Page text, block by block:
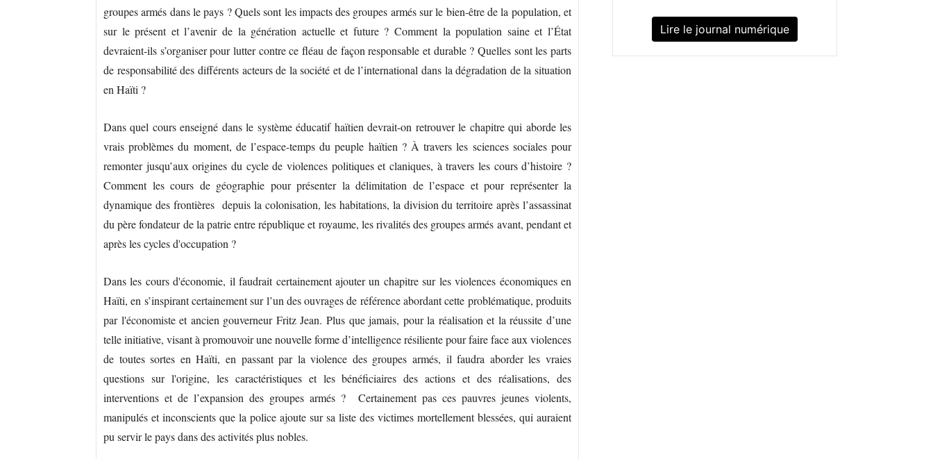
groupes armés dans le pays ? Quels sont les impacts des groupes armés sur le bien-être de la population, et
sur le présent et l’avenir de la génération actuelle et future ? Comment la population saine et l’État
devraient-ils s’organiser pour lutter contre ce fléau de façon responsable et durable ? Quelles sont les parts
de responsabilité des différents acteurs de la société et de l’international dans la dégradation de la situation
en Haïti ?
Dans quel cours enseigné dans le système éducatif haïtien devrait-on retrouver le chapitre qui aborde les
vrais problèmes du moment, de l’espace-temps du peuple haïtien ? À travers les sciences sociales pour
remonter jusqu’aux origines du cycle de violences politiques et claniques, à travers les cours d’histoire ?
Comment les cours de géographie pour présenter la délimitation de l’espace et pour représenter la
dynamique des frontières depuis la colonisation, les habitations, la division du territoire après l’assassinat
du père fondateur de la patrie entre république et royaume, les rivalités des groupes armés avant, pendant et
après les cycles d'occupation ?
Dans les cours d'économie, il faudrait certainement ajouter un chapitre sur les violences économiques en
Haïti, en s’inspirant certainement sur l’un des ouvrages de référence abordant cette problématique, produits
par l'économiste et ancien gouverneur Fritz Jean. Plus que jamais, pour la réalisation et la réussite d’une
telle initiative, visant à promouvoir une nouvelle forme d’intelligence résiliente pour faire face aux violences
de toutes sortes en Haïti, en passant par la violence des groupes armés, il faudra aborder les vraies
questions sur l'origine, les caractéristiques et les bénéficiaires des actions et des réalisations, des
interventions et de l’expansion des groupes armés ? Certainement pas ces pauvres jeunes violents,
manipulés et inconscients que la police ajoute sur sa liste des victimes mortellement blessées, qui auraient
pu servir le pays dans des activités plus nobles.
Lire le journal numérique